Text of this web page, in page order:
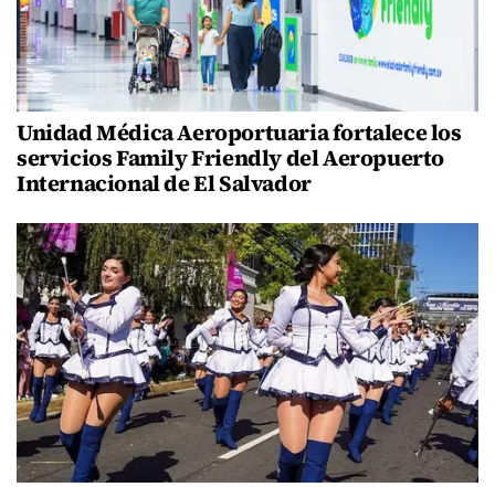
Unidad Médica Aeroportuaria fortalece los
servicios Family Friendly del Aeropuerto
Internacional de El Salvador